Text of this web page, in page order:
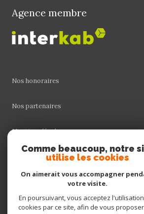
Agence membre
Nos honoraires
Nos partenaires
Mentions légales
Cookies
Comme beaucoup, notre
utilise les cookies
On aimerait vous accompagner
votre visite.
En poursuivant, vous acceptez
cookies par ce site, afin de vous